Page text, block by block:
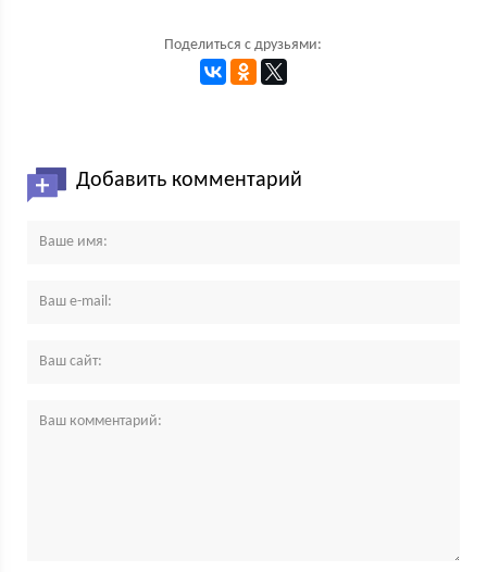
Поделиться с друзьями:
Добавить комментарий